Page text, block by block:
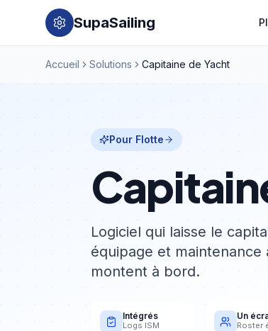
SupaSailing
Accueil Solutions Capitaine de Yacht
Pour Flotte
Logiciel qui laisse le
équipage et
montent à bord.
Intégrés
Logs ISM
Un
Roster